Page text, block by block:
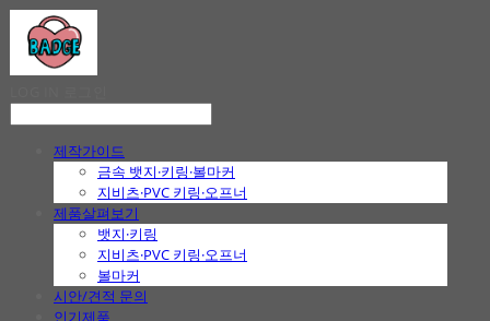
제작가이드
금속 뱃지·키링·볼마커
지비츠·PVC 키링·오프너
제품살펴보기
뱃지·키링
지비츠·PVC 키링·오프너
볼마커
시안/견적 문의
인기제품